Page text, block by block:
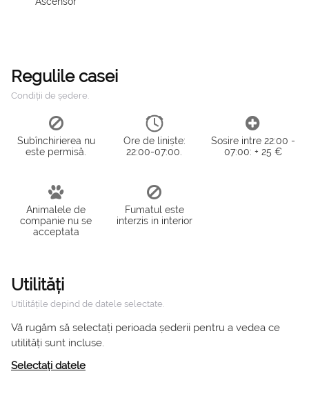
Regulile casei
Condiții de ședere.
Subînchirierea nu
este permisă.
Ore de liniște:
22:00-07:00.
Sosire intre 22:00 -
07:00: + 25 €
Animalele de
companie nu se
acceptata
Fumatul este
interzis in interior
Utilități
Utilitățile depind de datele selectate.
Vă rugăm să selectați perioada șederii pentru a vedea ce
utilități sunt incluse.
Selectați datele